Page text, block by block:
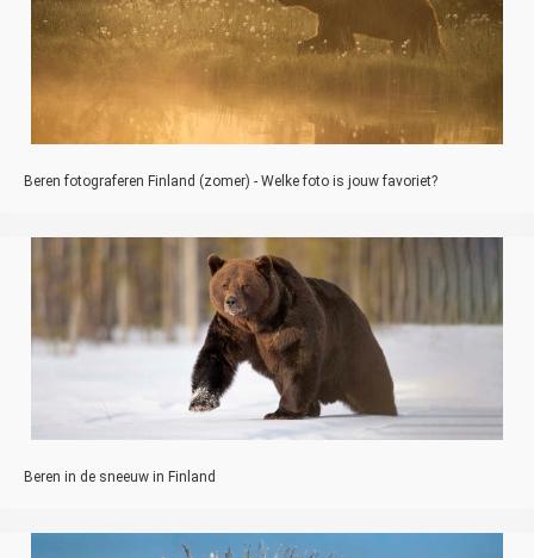
Beren fotograferen Finland (zomer) - Welke foto is jouw favoriet?
Beren in de sneeuw in Finland